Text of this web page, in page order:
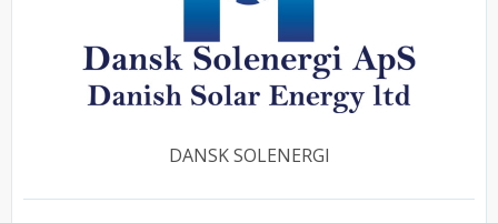
DANSK SOLENERGI